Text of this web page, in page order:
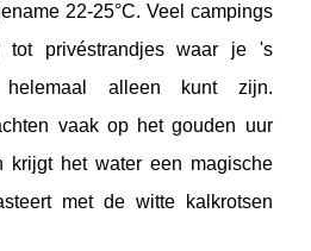
22-25°C. Veel campings
tot privéstrandjes waar je 's
alleen kunt zijn.
vaak op het gouden uur
krijgt het water een magische
met de witte kalkrotsen